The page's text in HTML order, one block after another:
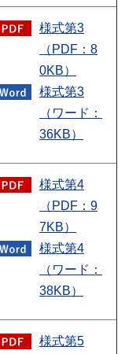
様式第3
（PDF：8
0KB）
様式第3
（ワード：
36KB）
様式第4
（PDF：9
7KB）
様式第4
（ワード：
38KB）
様式第5